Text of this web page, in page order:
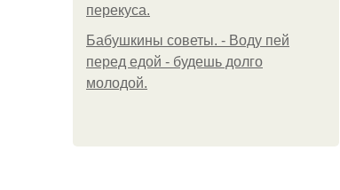
перекуса.
Бабушкины советы. - Воду пей
перед едой - будешь долго
молодой.